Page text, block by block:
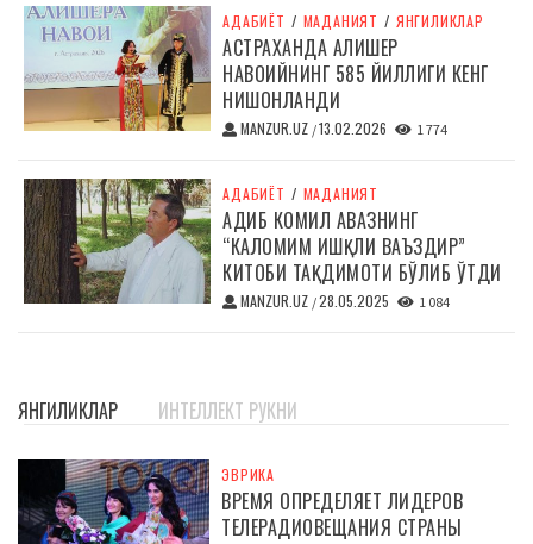
АДАБИЁТ / МАДАНИЯТ / ЯНГИЛИКЛАР
АСТРАХАНДА АЛИШЕР
НАВОИЙНИНГ 585 ЙИЛЛИГИ КЕНГ
НИШОНЛАНДИ
MANZUR.UZ /13.02.2026 1 774
АДАБИЁТ / МАДАНИЯТ
АДИБ КОМИЛ АВАЗНИНГ
“КАЛОМИМ ИШҚЛИ ВАЪЗДИР”
КИТОБИ ТАҚДИМОТИ БЎЛИБ ЎТДИ
MANZUR.UZ /28.05.2025 1 084
ЯНГИЛИКЛАР ИНТЕЛЛЕКТ РУКНИ
ЭВРИКА
ВРЕМЯ ОПРЕДЕЛЯЕТ ЛИДЕРОВ
ТЕЛЕРАДИОВЕЩАНИЯ СТРАНЫ